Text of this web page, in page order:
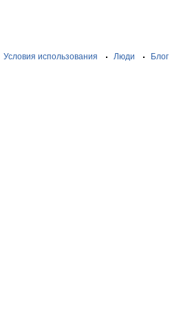
Условия использования Люди